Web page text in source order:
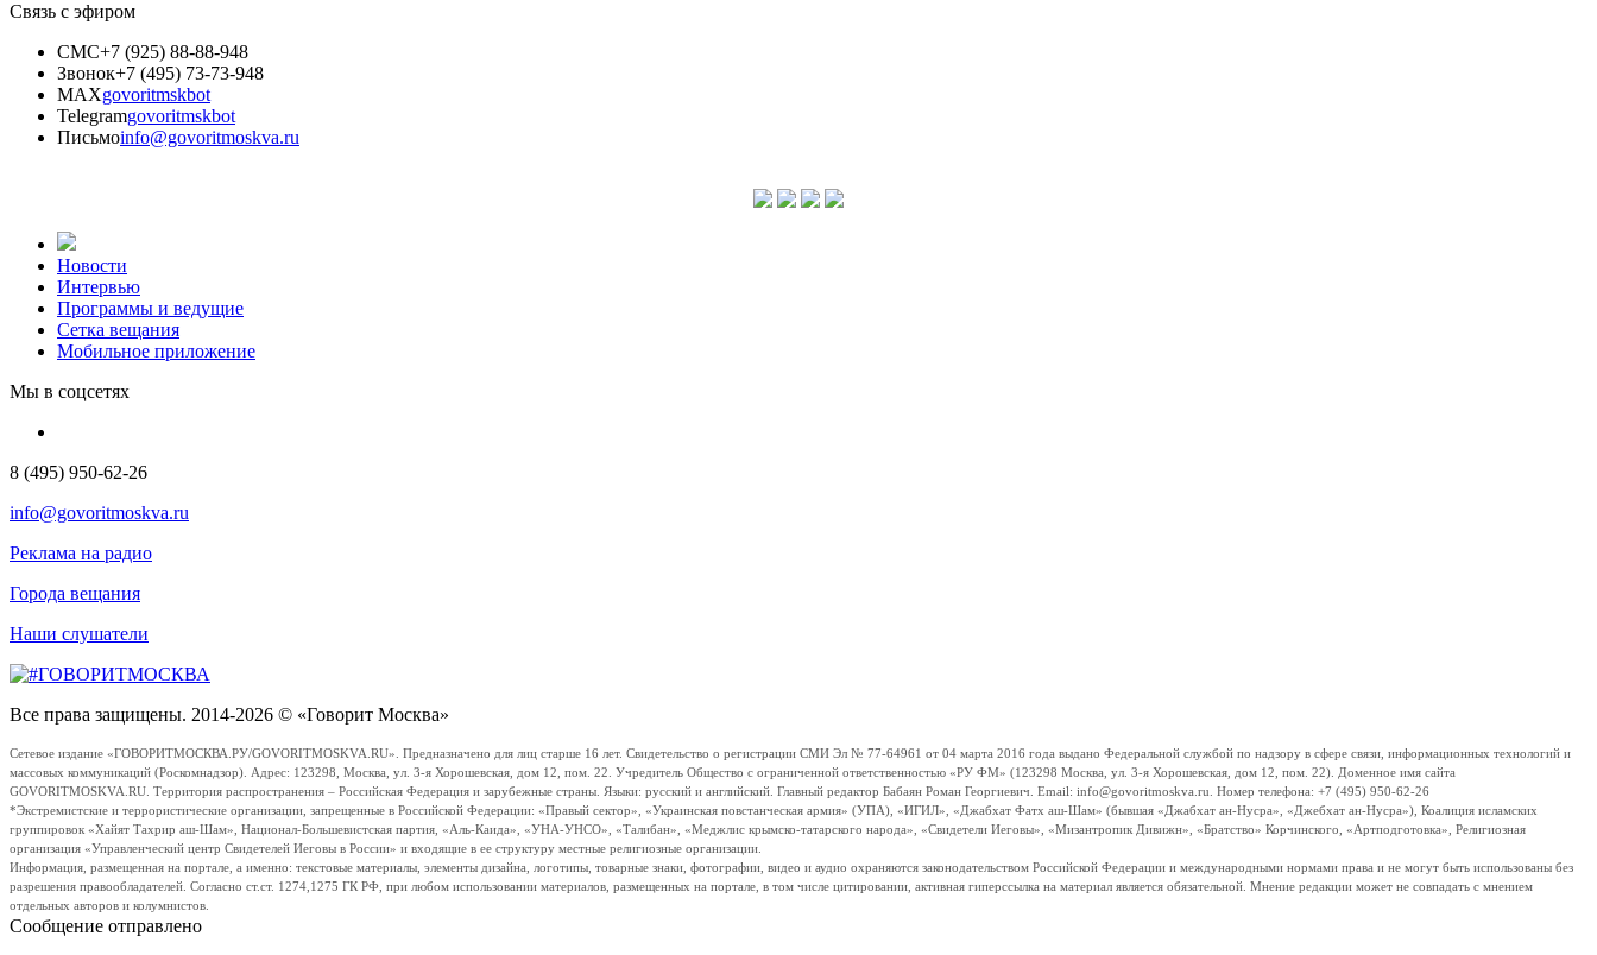
Связь с эфиром
СМС+7 (925) 88-88-948
Звонок+7 (495) 73-73-948
MAXgovoritmskbot
Telegramgovoritmskbot
Письмоinfo@govoritmoskva.ru
Новости
Интервью
Программы и ведущие
Сетка вещания
Мобильное приложение
Мы в соцсетях
8 (495) 950-62-26
info@govoritmoskva.ru
Реклама на радио
Города вещания
Наши слушатели
Все права защищены. 2014-2026 © «Говорит Москва»
Сетевое издание «ГОВОРИТМОСКВА.РУ/GOVORITMOSKVA.RU». Предназначено для лиц старше 16 лет. Свидетельство о регистрации СМИ Эл № 77-64961 от 04 марта 2016 года выдано Федеральной службой по надзору в сфере связи, информационных технологий и
массовых коммуникаций (Роскомнадзор). Адрес: 123298, Москва, ул. 3-я Хорошевская, дом 12, пом. 22. Учредитель Общество с ограниченной ответственностью «РУ ФМ» (123298 Москва, ул. 3-я Хорошевская, дом 12, пом. 22). Доменное имя сайта
GOVORITMOSKVA.RU. Территория распространения – Российская Федерация и зарубежные страны. Языки: русский и английский. Главный редактор Бабаян Роман Георгиевич. Email: info@govoritmoskva.ru. Номер телефона: +7 (495) 950-62-26
*Экстремистские и террористические организации, запрещенные в Российской Федерации: «Правый сектор», «Украинская повстанческая армия» (УПА), «ИГИЛ», «Джабхат Фатх аш-Шам» (бывшая «Джабхат ан-Нусра», «Джебхат ан-Нусра»), Коалиция исламских
группировок «Хайят Тахрир аш-Шам», Национал-Большевистская партия, «Аль-Каида», «УНА-УНСО», «Талибан», «Меджлис крымско-татарского народа», «Свидетели Иеговы», «Мизантропик Дивижн», «Братство» Корчинского, «Артподготовка», Религиозная
организация «Управленческий центр Свидетелей Иеговы в России» и входящие в ее структуру местные религиозные организации.
Информация, размещенная на портале, а именно: текстовые материалы, элементы дизайна, логотипы, товарные знаки, фотографии, видео и аудио охраняются законодательством Российской Федерации и международными нормами права и не могут быть использованы без
разрешения правообладателей. Согласно ст.ст. 1274,1275 ГК РФ, при любом использовании материалов, размещенных на портале, в том числе цитировании, активная гиперссылка на материал является обязательной. Мнение редакции может не совпадать с мнением
отдельных авторов и колумнистов.
Сообщение отправлено